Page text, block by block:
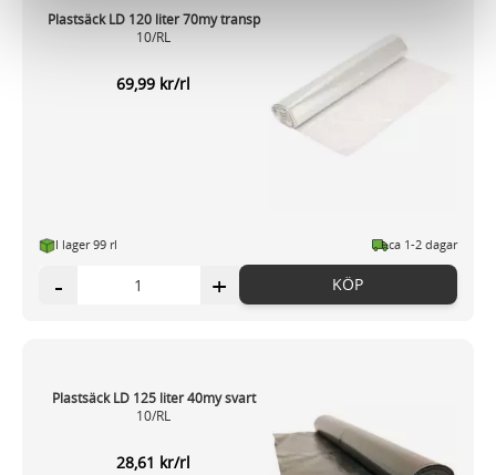
för sociala medier och analysera vår trafik. Vi
vidarebefordrar även sådana identifierare och annan
information från din enhet till de sociala medier och
annons- och analysföretag som vi samarbetar med.
Dessa kan i sin tur kombinera informationen med annan
Plastsäck LD 120 liter 70my transp
10/RL
69,99 kr/rl
I lager 99 rl ca 1-2 dagar
- + KÖP
Plastsäck LD 125 liter 40my svart
10/RL
28,61 kr/rl